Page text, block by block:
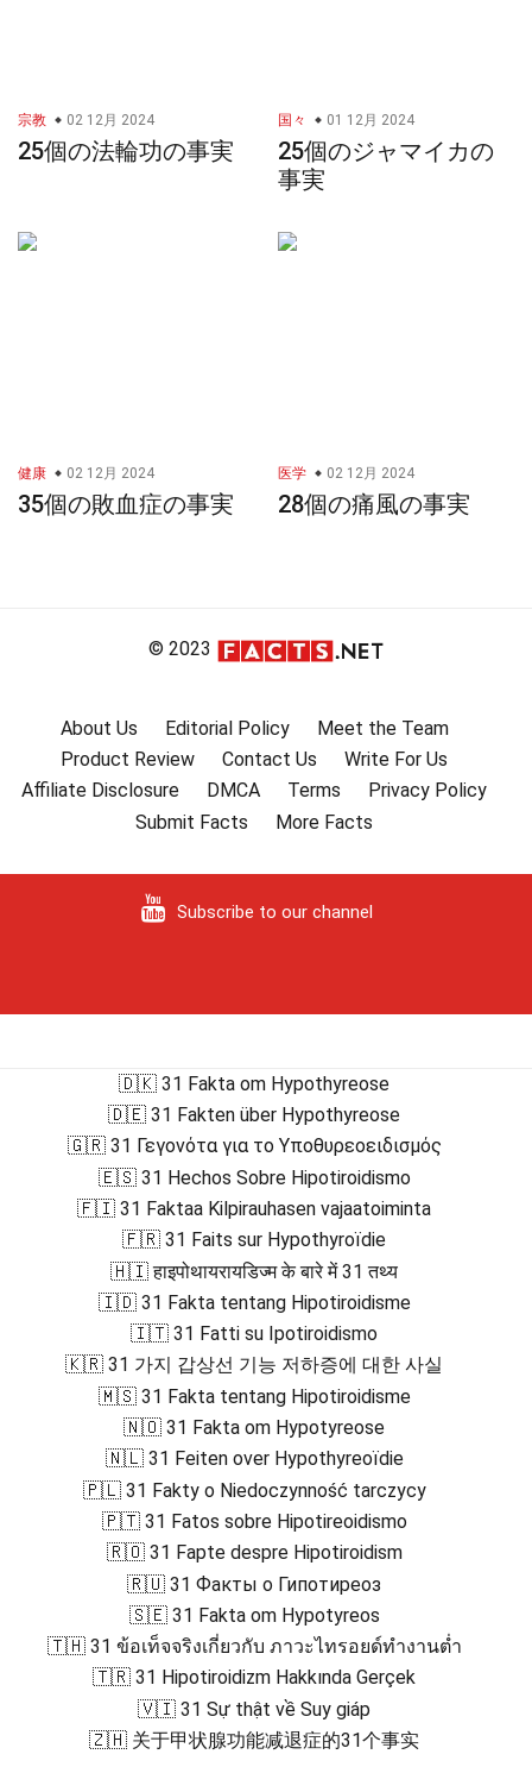
宗教 02 12月 2024
25個の法輪功の事実
国々 01 12月 2024
25個のジャマイカの
事実
健康 02 12月 2024
35個の敗血症の事実
医学 02 12月 2024
28個の痛風の事実
© 2023
About Us Editorial Policy
Meet the Team
Product Review
Contact Us
Write For Us
Affiliate Disclosure
DMCA Terms
Privacy Policy
Submit Facts
More Facts
Subscribe to our channel
🇩🇰 31 Fakta om Hypothyreose
🇩🇪 31 Fakten über Hypothyreose
🇬🇷 31 Γεγονότα για το Υποθυρεοειδισμός
🇪🇸 31 Hechos Sobre Hipotiroidismo
🇫🇮 31 Faktaa Kilpirauhasen vajaatoiminta
🇫🇷 31 Faits sur Hypothyroïdie
🇭🇮 हाइपोथायरायडिज्म के बारे में 31 तथ्य
🇮🇩 31 Fakta tentang Hipotiroidisme
🇮🇹 31 Fatti su Ipotiroidismo
🇰🇷 31 가지 갑상선 기능 저하증에 대한 사실
🇲🇸 31 Fakta tentang Hipotiroidisme
🇳🇴 31 Fakta om Hypotyreose
🇳🇱 31 Feiten over Hypothyreoïdie
🇵🇱 31 Fakty o Niedoczynność tarczycy
🇵🇹 31 Fatos sobre Hipotireoidismo
🇷🇴 31 Fapte despre Hipotiroidism
🇷🇺 31 Факты о Гипотиреоз
🇸🇪 31 Fakta om Hypotyreos
🇹🇭 31 ข้อเท็จจริงเกี่ยวกับ ภาวะไทรอยด์ทำงานต่ำ
🇹🇷 31 Hipotiroidizm Hakkında Gerçek
🇻🇮 31 Sự thật về Suy giáp
🇿🇭 关于甲状腺功能减退症的31个事实